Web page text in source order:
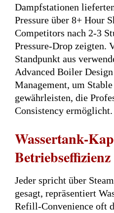
Dampfstationen
Pressure über 8+ Hour
Competitors nach 2-3
Pressure-Drop zeigten.
Standpunkt aus
Advanced Boiler
Management, um
gewährleisten, die
Consistency ermöglicht.
Wassertank-
Betriebseffizienz
Jeder spricht über
gesagt, repräsentiert
Refill-Convenience oft